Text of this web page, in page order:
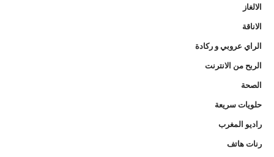
الالغاز
الاناقة
الراي عروبي و ركادة
الربح من الانترنت
الصحة
حلويات سريعة
راديو المغرب
رنات هاتف